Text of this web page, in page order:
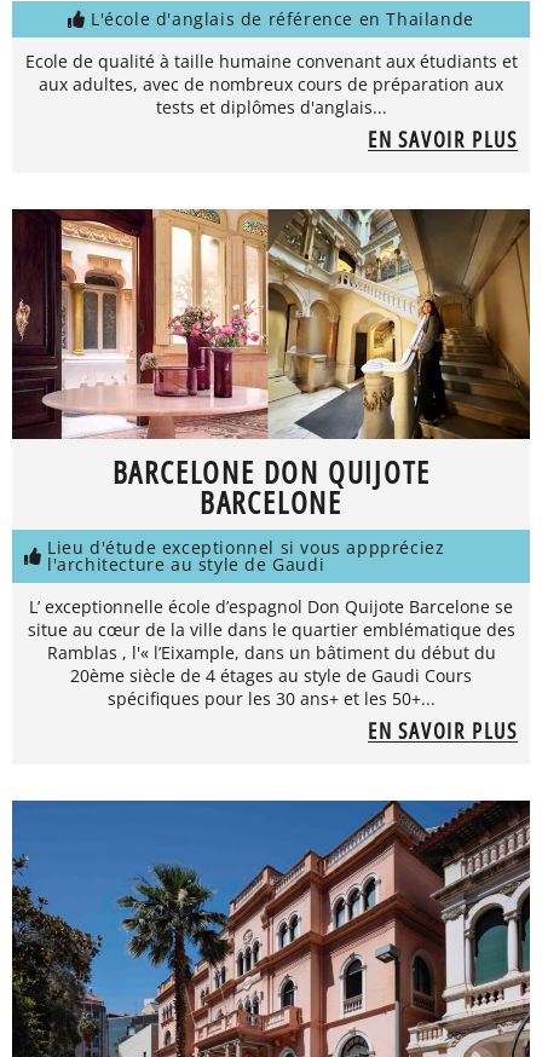
L'école d'anglais de référence en Thailande
Ecole de qualité à taille humaine convenant aux étudiants et
aux adultes, avec de nombreux cours de préparation aux
tests et diplômes d'anglais...
EN SAVOIR PLUS
BARCELONE DON QUIJOTE
BARCELONE
Lieu d'étude exceptionnel si vous apppréciez
l'architecture au style de Gaudi
L’ exceptionnelle école d’espagnol Don Quijote Barcelone se
situe au cœur de la ville dans le quartier emblématique des
Ramblas , l'« l’Eixample, dans un bâtiment du début du
20ème siècle de 4 étages au style de Gaudi Cours
spécifiques pour les 30 ans+ et les 50+...
EN SAVOIR PLUS